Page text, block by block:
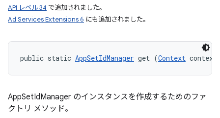
API レベル 34 で追加されました。
Ad Services Extensions 6 にも追加されました。
public static AppSetIdManager get (Context
AppSetIdManager のインスタンスを作成するためのファ
クトリ メソッド。